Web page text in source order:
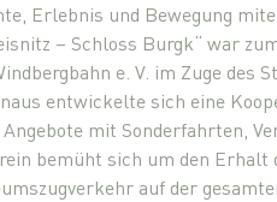
Erlebnis und Bewegung
– Schloss Burgk“ war
e. V. im Zuge des
entwickelte sich eine
mit Sonderfahrten,
bemüht sich um den
auf der